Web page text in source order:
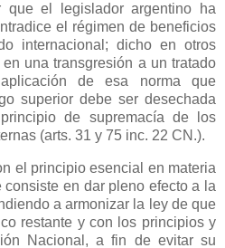
que el legislador argentino ha
el régimen de beneficios
internacional; dicho en otros
una transgresión a un tratado
de esa norma que
superior debe ser desechada
de supremacía de los
(arts. 31 y 75 inc. 22 CN.).
el principio esencial en materia
en dar pleno efecto a la
a armonizar la ley de que
restante y con los principios y
Nacional , a fin de evitar su